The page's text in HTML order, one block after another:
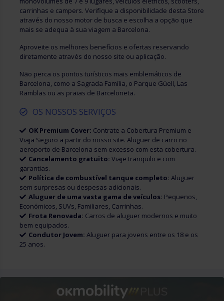
carrinhas e campers. Verifique a disponibilidade desta Store
através do nosso motor de busca e escolha a opção que
mais se adequa à sua viagem a Barcelona.
Aproveite os melhores benefícios e ofertas reservando
diretamente através do nosso site ou aplicação.
Não perca os pontos turísticos mais emblemáticos de
Barcelona, ​​​​como a Sagrada Família, o Parque Güell, Las
Ramblas ou as praias de Barceloneta.
OS NOSSOS SERVIÇOS
OK Premium Cover: Contrate a Cobertura Premium e
Viaja Seguro a partir do nosso site. Aluguer de carro no
aeroporto de Barcelona sem excesso com esta cobertura.
Cancelamento gratuito: Viaje tranquilo e com
garantias.
Política de combustível tanque completo: Aluguer
sem surpresas ou despesas adicionais.
Aluguer de uma vasta gama de veículos: Pequenos,
Económicos, SUVs, Familiares, Carrinhas.
Frota Renovada: Carros de aluguer modernos e muito
bem equipados.
Condutor Jovem: Aluguer para jovens entre os 18 e os
25 anos.